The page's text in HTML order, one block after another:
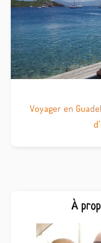
Voyager en
principale
À